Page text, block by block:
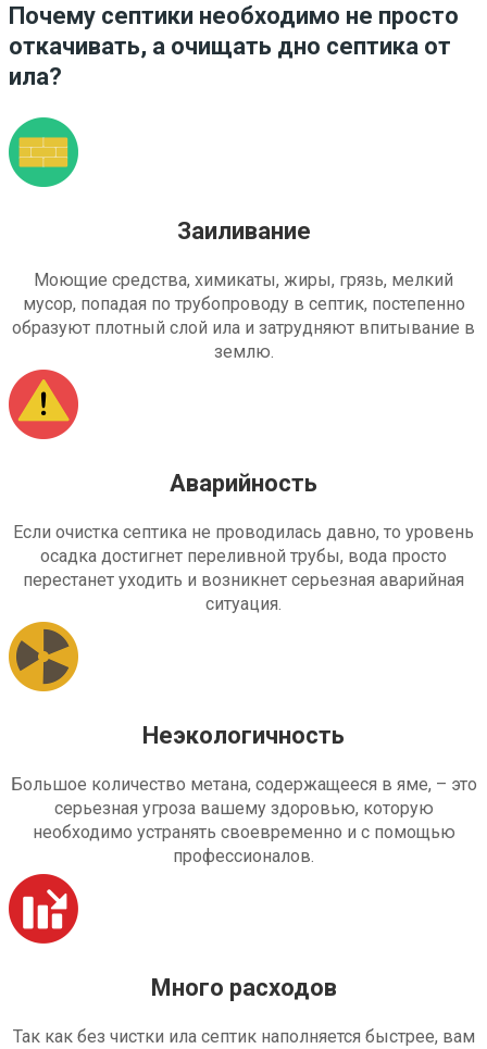
Почему септики необходимо не просто
откачивать, а очищать дно септика от
ила?
Заиливание
Моющие средства, химикаты, жиры, грязь, мелкий
мусор, попадая по трубопроводу в септик, постепенно
образуют плотный слой ила и затрудняют впитывание в
землю.
Аварийность
Если очистка септика не проводилась давно, то уровень
осадка достигнет переливной трубы, вода просто
перестанет уходить и возникнет серьезная аварийная
ситуация.
Неэкологичность
Большое количество метана, содержащееся в яме, – это
серьезная угроза вашему здоровью, которую
необходимо устранять своевременно и с помощью
профессионалов.
Много расходов
Так как без чистки ила септик наполняется быстрее, вам